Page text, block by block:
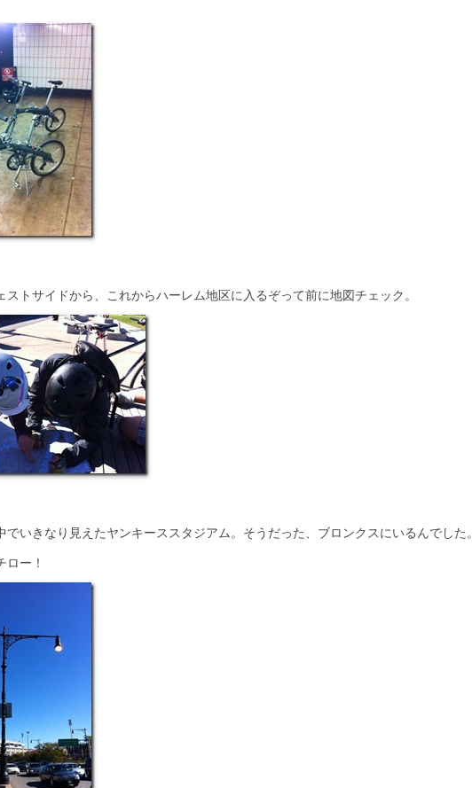
ストサイドから、これからハーレム地区に入るぞって前に地図チェック。
でいきなり見えたヤンキーススタジアム。そうだった、ブロンクスにいるんでした。
ロー！